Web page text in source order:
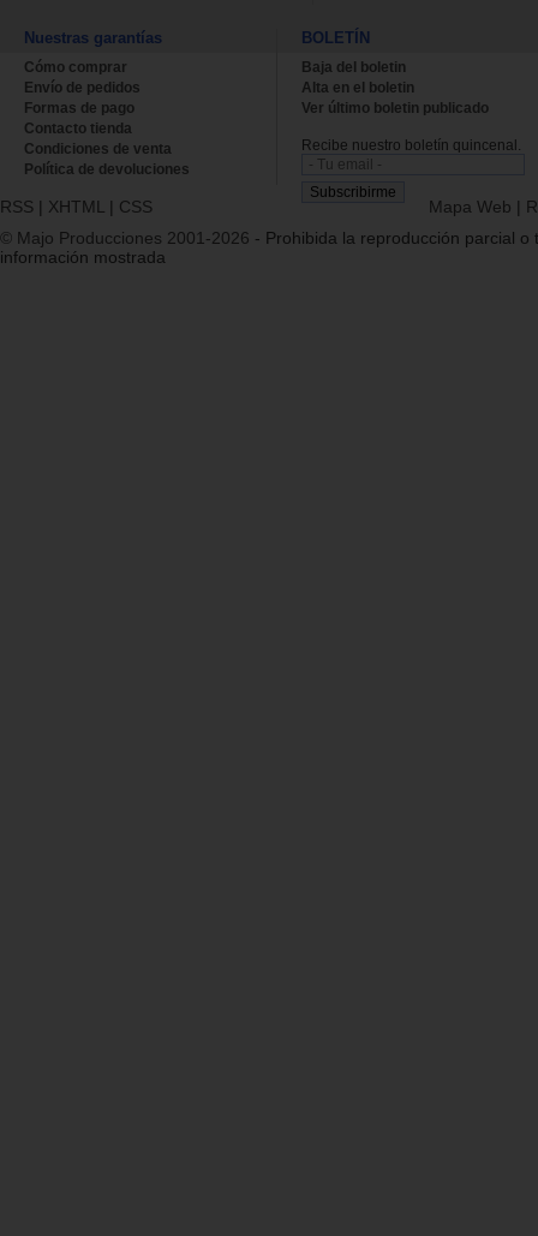
Nuestras garantías
Cómo comprar
Envío de pedidos
Formas de pago
Contacto tienda
Condiciones de venta
Política de devoluciones
BOLETÍN
Baja del boletin
Alta en el boletin
Ver último boletin publicado
Recibe nuestro boletín quincenal.
RSS | XHTML | CSS Mapa Web |
© Majo Producciones 2001-2026 - Prohibida la reproducción parcial o
información mostrada